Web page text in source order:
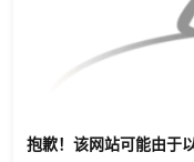
抱歉！该网站可能由于